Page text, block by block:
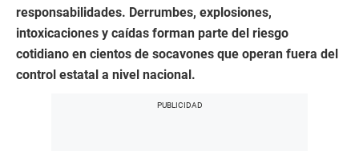
responsabilidades. Derrumbes, explosiones,
intoxicaciones y caídas forman parte del riesgo
cotidiano en cientos de socavones que operan fuera del
control estatal a nivel nacional.